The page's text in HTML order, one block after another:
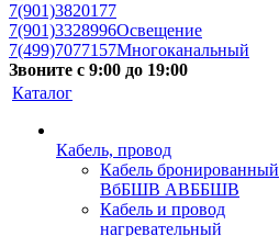
7(901)3820177
7(901)3328996Освещение
7(499)7077157Многоканальный
Звоните с 9:00 до 19:00
Каталог
Кабель, провод
Кабель бронированный
ВбБШВ АВББШВ
Кабель и провод
нагревательный